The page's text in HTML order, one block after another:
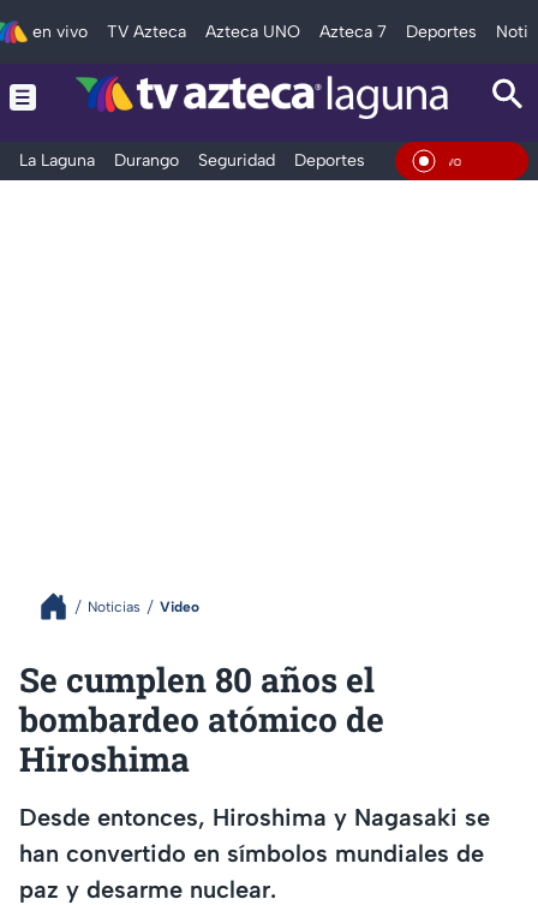
en vivo TV Azteca Azteca UNO Azteca 7 Deportes
La Laguna Durango Seguridad Deportes EntretenimientoEn
Noticias Video
Se cumplen 80 años el
bombardeo atómico de
Hiroshima
Desde entonces, Hiroshima y Nagasaki se
han convertido en símbolos mundiales de
paz y desarme nuclear.